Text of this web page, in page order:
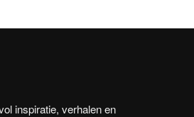
inspiratie, verhalen en